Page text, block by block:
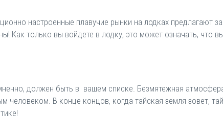
настроенные плавучие рынки на лодках предлагают
Как только вы войдете в лодку, это может означать, что
должен быть в вашем списке. Безмятежная
человеком. В конце концов, когда тайская земля зовет,